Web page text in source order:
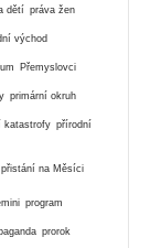
dětí práva žen
východ
Přemyslovci
primární okruh
katastrofy přírodní
přistání na Měsíci
program
prorok